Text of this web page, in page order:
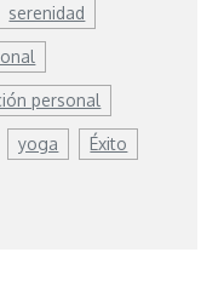
serenidad
personal
yoga Éxito